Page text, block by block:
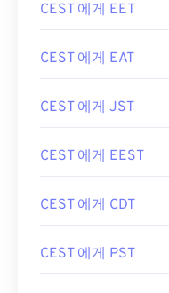
CEST 에게 EET
CEST 에게 EAT
CEST 에게 JST
CEST 에게 EEST
CEST 에게 CDT
CEST 에게 PST